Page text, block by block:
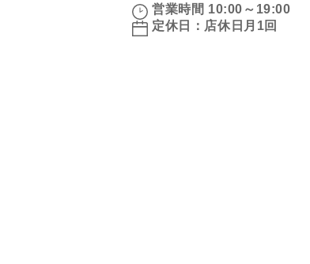
営業時間 10:00～19:00
定休日：店休日月1回